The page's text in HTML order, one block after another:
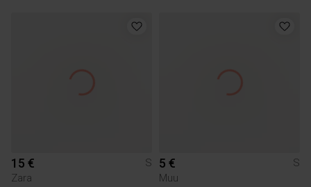
15 €
S
Zara
5 €
S
Muu